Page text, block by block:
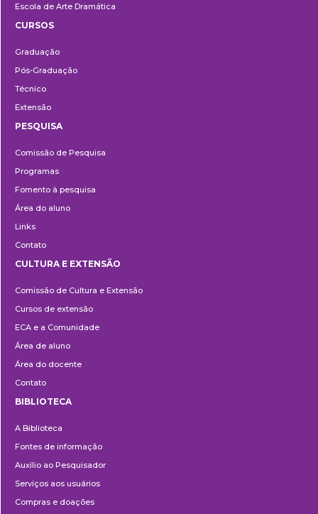
Escola de Arte Dramática
CURSOS
Graduação
Pós-Graduação
Técnico
Extensão
PESQUISA
Comissão de Pesquisa
Programas
Fomento à pesquisa
Área do aluno
Links
Contato
e
Extensão
CULTURA E EXTENSÃO
Comissão de Cultura e Extensão
Cursos de extensão
ECA e a Comunidade
Área de aluno
Área do docente
Contato
BIBLIOTECA
A Biblioteca
Fontes de informação
Auxílio ao Pesquisador
Serviços aos usuários
Compras e doações